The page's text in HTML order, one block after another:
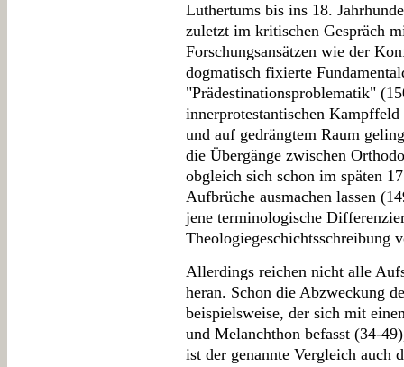
Luthertums bis ins 18.
zuletzt im kritischen Gespräch
Forschungsansätzen wie der
dogmatisch fixierte
"Prädestinationsproblematik"
innerprotestantischen
und auf gedrängtem Raum
die Übergänge zwischen
obgleich sich schon im späten
Aufbrüche ausmachen lassen
jene terminologische
Theologiegeschichtsschreibung
Allerdings reichen nicht alle
heran. Schon die Abzweckung
beispielsweise, der sich mit
und Melanchthon befasst (34-
ist der genannte Vergleich auch